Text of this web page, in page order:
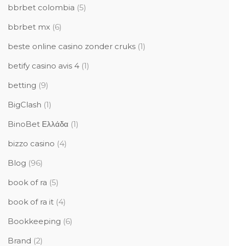
bbrbet colombia (5)
bbrbet mx (6)
beste online casino zonder cruks (1)
betify casino avis 4 (1)
betting (9)
BigClash (1)
BinoBet Ελλάδα (1)
bizzo casino (4)
Blog (96)
book of ra (5)
book of ra it (4)
Bookkeeping (6)
Brand (2)